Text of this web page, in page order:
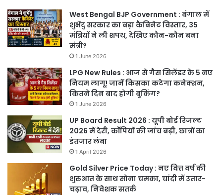
West Bengal BJP Government : बंगाल में
शुभेंदु सरकार का बड़ा कैबिनेट विस्तार, 35
मंत्रियों ने ली शपथ, देखिए कौन-कौन बना
मंत्री?
1 June 2026
LPG New Rules : आज से गैस सिलेंडर के 5 नए
नियम लागू! जानें किसका कटेगा कनेक्शन,
कितने दिन बाद होगी बुकिंग?
1 June 2026
UP Board Result 2026 : यूपी बोर्ड रिजल्ट
2026 में देरी, कॉपियों की जांच बढ़ी, छात्रों का
इंतजार लंबा
1 April 2026
Gold Silver Price Today : नए वित्त वर्ष की
शुरुआत के साथ सोना चमका, चांदी में उतार-
चढ़ाव, निवेशक सतर्क